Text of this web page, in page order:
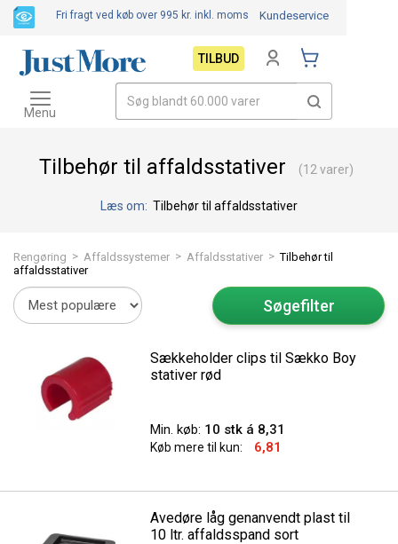
Tilbehør til affaldsstativer (12 varer)
Læs om: Tilbehør til affaldsstativer
Rengøring > Affaldssystemer > Affaldsstativer > Tilbehør til
affaldsstativer
Søgefilter
Sækkeholder clips til Sækko Boy
stativer rød
Min. køb: 10 stk á 8,31
Køb mere til kun: 6,81
Avedøre låg genanvendt plast til
10 ltr. affaldsspand sort
Fri fragt ved køb over 995 kr. inkl. moms Kundeservice
TILBUD
Toggle
navigation
Menu